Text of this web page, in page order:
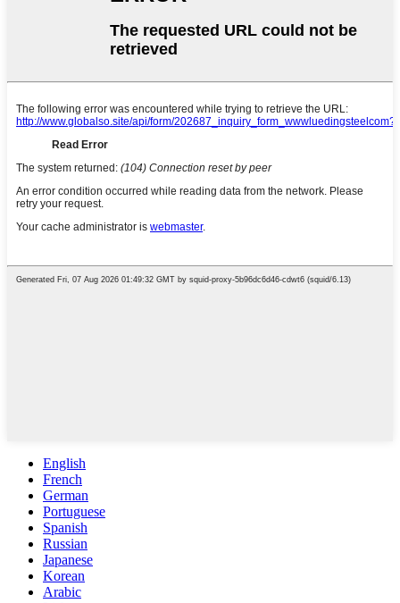
English
French
German
Portuguese
Spanish
Russian
Japanese
Korean
Arabic